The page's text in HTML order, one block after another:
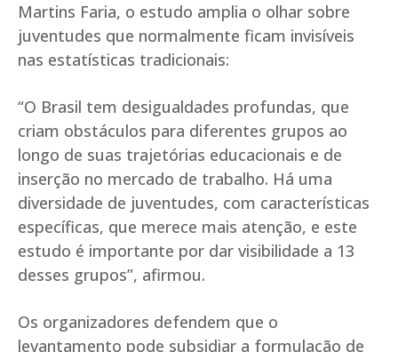
Martins Faria, o estudo amplia o olhar sobre
juventudes que normalmente ficam invisíveis
nas estatísticas tradicionais:
“O Brasil tem desigualdades profundas, que
criam obstáculos para diferentes grupos ao
longo de suas trajetórias educacionais e de
inserção no mercado de trabalho. Há uma
diversidade de juventudes, com características
específicas, que merece mais atenção, e este
estudo é importante por dar visibilidade a 13
desses grupos”, afirmou.
Os organizadores defendem que o
levantamento pode subsidiar a formulação de